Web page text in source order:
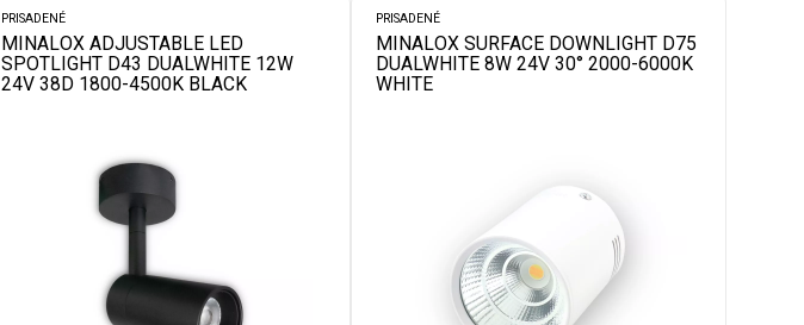
PRISADENÉ
MINALOX ADJUSTABLE LED
SPOTLIGHT D43 DUALWHITE 12W
24V 38D 1800-4500K BLACK
PRISADENÉ
MINALOX SURFACE DOWNLIGHT D75
DUALWHITE 8W 24V 30° 2000-6000K
WHITE